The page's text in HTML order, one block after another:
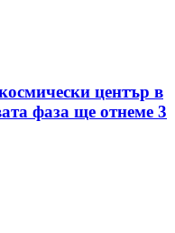
център в
фаза ще отнеме 3